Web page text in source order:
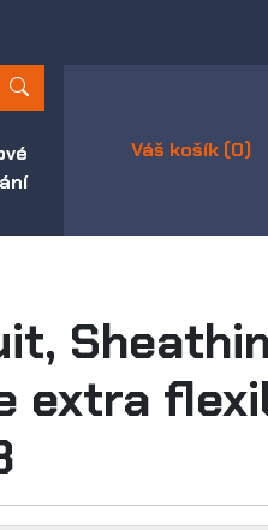
Váš košík (0)
extra